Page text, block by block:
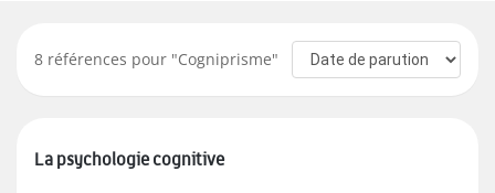
8 références pour "Cogniprisme"
La psychologie cognitive